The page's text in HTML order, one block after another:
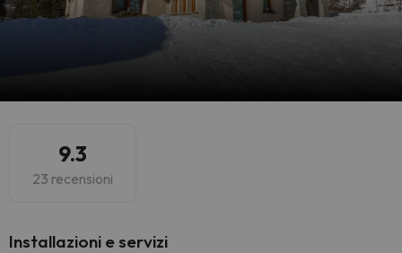
9.3
23 recensioni
Installazioni e servizi